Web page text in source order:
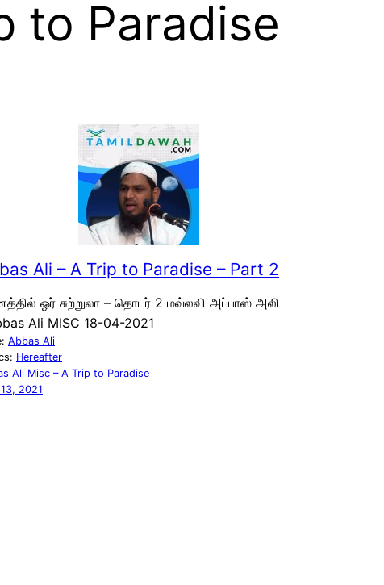
to Paradise
Ali – A Trip to Paradise – Part 2
ஓர் சுற்றுலா – தொடர் 2 மவ்லவி அப்பாஸ் அலி
Ali MISC 18-04-2021
Abbas Ali
Hereafter
Ali Misc – A Trip to Paradise
2021